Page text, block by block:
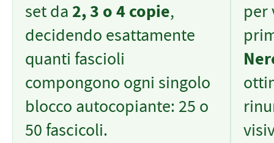
set da 2, 3 o 4 copie,
decidendo esattamente
quanti fascioli
compongono ogni singolo
blocco autocopiante: 25 o
50 fascicoli.
per